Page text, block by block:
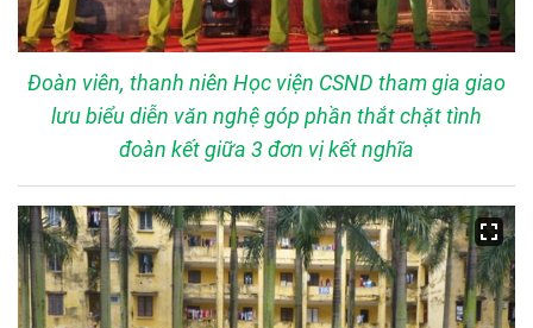
Đoàn viên, thanh niên Học viện CSND tham gia giao
lưu biểu diễn văn nghệ góp phần thắt chặt tình
đoàn kết giữa 3 đơn vị kết nghĩa